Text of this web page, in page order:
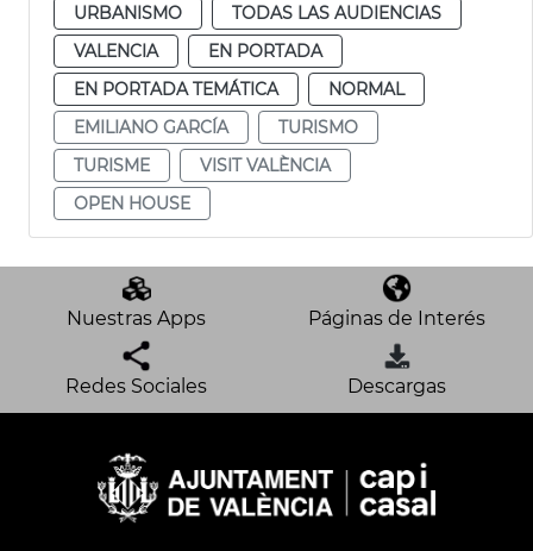
URBANISMO
TODAS LAS AUDIENCIAS
VALENCIA
EN PORTADA
EN PORTADA TEMÁTICA
NORMAL
EMILIANO GARCÍA
TURISMO
TURISME
VISIT VALÈNCIA
OPEN HOUSE
Nuestras Apps Páginas de Interés
Redes Sociales Descargas